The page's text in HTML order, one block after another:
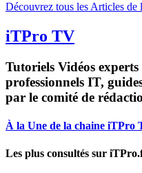
Découvrez tous les Articles de
iTPro TV
Tutoriels Vidéos
professionnels IT,
par le comité de
À la Une de la chaine iTPro
Les plus consultés sur